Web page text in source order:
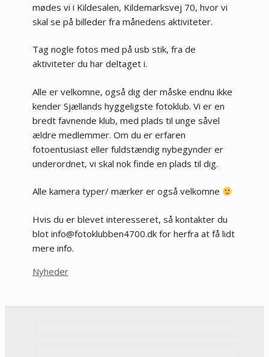
mødes vi i Kildesalen, Kildemarksvej 70, hvor vi
skal se på billeder fra månedens aktiviteter.
Tag nogle fotos med på usb stik, fra de
aktiviteter du har deltaget i.
Alle er velkomne, også dig der måske endnu ikke
kender Sjællands hyggeligste fotoklub. Vi er en
bredt favnende klub, med plads til unge såvel
ældre medlemmer. Om du er erfaren
fotoentusiast eller fuldstændig nybegynder er
underordnet, vi skal nok finde en plads til dig.
Alle kamera typer/ mærker er også velkomne
Hvis du er blevet interesseret, så kontakter du
blot
kd.00
74neb
bulko
tof@o
fni
for herfra at få lidt
mere info.
Kategorier
Nyheder